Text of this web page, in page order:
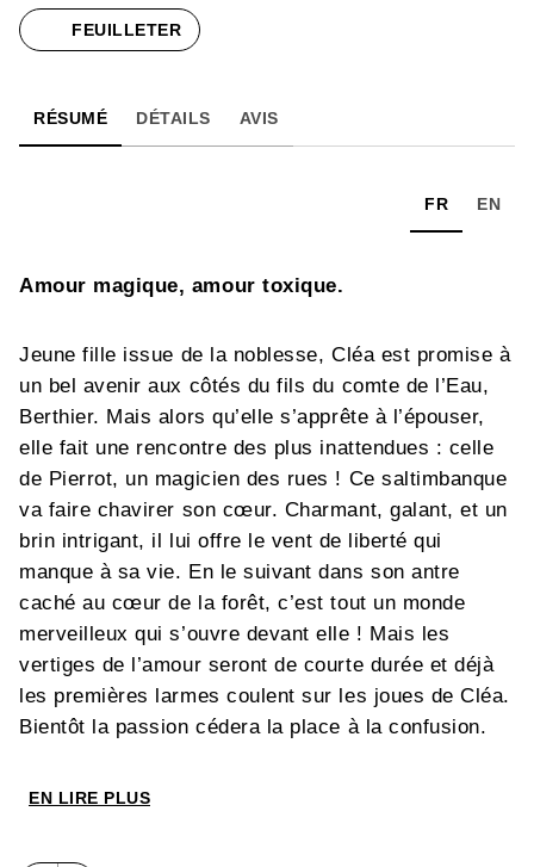
FEUILLETER
RÉSUMÉ DÉTAILS AVIS
FR EN
Amour magique, amour toxique.
Jeune fille issue de la noblesse, Cléa est promise à
un bel avenir aux côtés du fils du comte de l’Eau,
Berthier. Mais alors qu’elle s’apprête à l’épouser,
elle fait une rencontre des plus inattendues : celle
de Pierrot, un magicien des rues ! Ce saltimbanque
va faire chavirer son cœur. Charmant, galant, et un
brin intrigant, il lui offre le vent de liberté qui
manque à sa vie. En le suivant dans son antre
caché au cœur de la forêt, c’est tout un monde
merveilleux qui s’ouvre devant elle ! Mais les
vertiges de l’amour seront de courte durée et déjà
les premières larmes coulent sur les joues de Cléa.
Bientôt la passion cédera la place à la confusion.
Berthier désemparé, se lance à la recherche de sa
EN LIRE PLUS